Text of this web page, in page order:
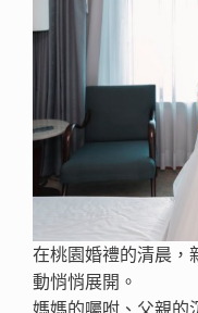
在桃園婚禮的清晨，
動悄悄展開。